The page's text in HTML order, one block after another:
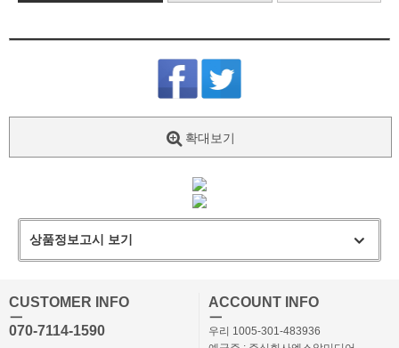
확대보기
상품정보고시 보기
CUSTOMER INFO
ㅡ
070-7114-1590
ACCOUNT INFO
ㅡ
우리 1005-301-483936